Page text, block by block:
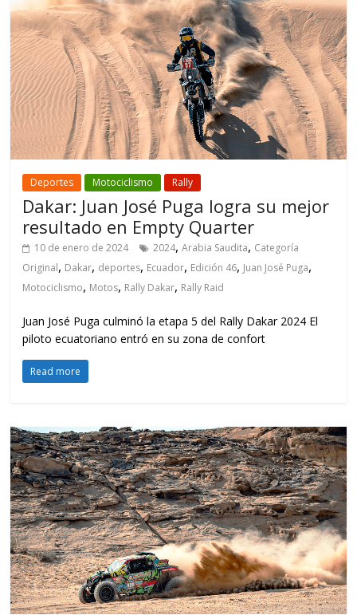
Deportes Motociclismo Rally
Dakar: Juan José Puga logra su mejor
resultado en Empty Quarter
10 de enero de 2024 2024,Arabia Saudita, Categoría
Original, Dakar, deportes, Ecuador, Edición 46, Juan José Puga,
Motociclismo, Motos, Rally Dakar, Rally Raid
Juan José Puga culminó la etapa 5 del Rally Dakar 2024 El
piloto ecuatoriano entró en su zona de confort
Read more